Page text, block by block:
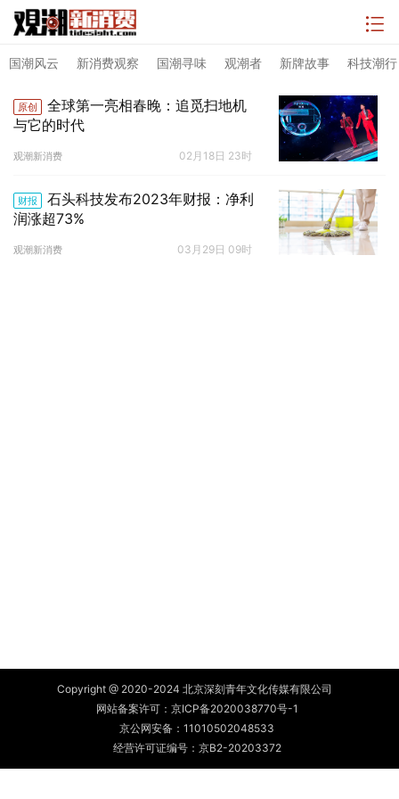
国潮风云 新消费观察 国潮寻味 观潮者 新牌故事 科技潮行
原创
全球第一亮相春晚：追觅扫地机
与它的时代
观潮新消费 02月18日 23时
财报
石头科技发布2023年财报：净利
润涨超73%
观潮新消费 03月29日 09时
Copyright @ 2020-2024 北京深刻青年文化传媒有限公司
网站备案许可： 京ICP备2020038770号-1
京公网安备： 11010502048533
经营许可证编号：京B2-20203372